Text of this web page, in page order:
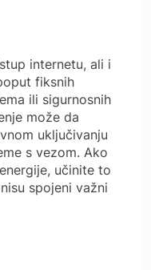
internetu, ali i
fiksnih
ili sigurnosnih
može da
uključivanju
s vezom. Ako
učinite to
spojeni važni